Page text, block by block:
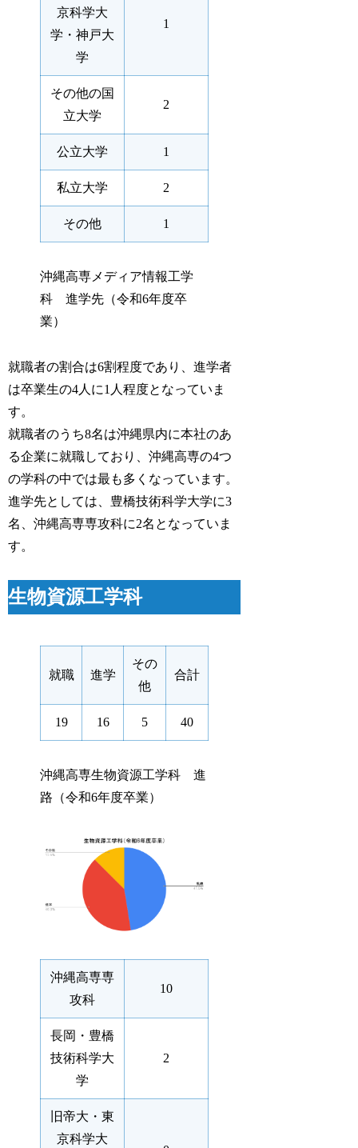
京科学大
学・神戸大
学
1
その他の国
立大学
2
公立大学 1
私立大学 2
その他 1
沖縄高専メディア情報工学
科 進学先（令和6年度卒
業）
就職者の割合は6割程度であり、進学者
は卒業生の4人に1人程度となっていま
す。
就職者のうち8名は沖縄県内に本社のあ
る企業に就職しており、沖縄高専の4つ
の学科の中では最も多くなっています。
進学先としては、豊橋技術科学大学に3
名、沖縄高専専攻科に2名となっていま
す。
生物資源工学科
就職 進学
その
他
合計
19 16 5 40
沖縄高専生物資源工学科 進
路（令和6年度卒業）
沖縄高専専
攻科
10
長岡・豊橋
技術科学大
学
2
旧帝大・東
京科学大